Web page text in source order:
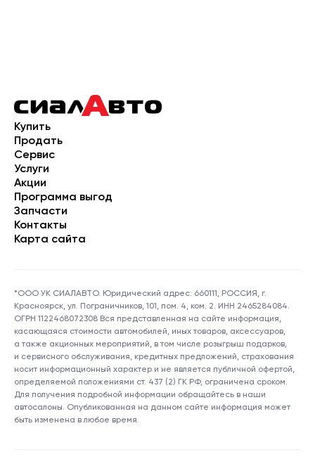
Купить
Продать
Сервис
Услуги
Акции
Программа выгод
Запчасти
Контакты
Карта сайта
*ООО УК СИАЛАВТО. Юридический адрес: 660111, РОССИЯ, г.
Красноярск, ул. Пограничников, 101, пом. 4, ком. 2. ИНН 2465284084.
ОГРН 1122468072308 Вся представленная на сайте информация,
касающаяся стоимости автомобилей, иных товаров, аксессуаров,
а также акционных мероприятий, в том числе розыгрыш подарков,
и сервисного обслуживания, кредитных предложений, страхования
носит информационный характер и не является публичной офертой,
определяемой положениями ст. 437 (2) ГК РФ, ограничена сроком.
Для получения подробной информации обращайтесь в наши
автосалоны. Опубликованная на данном сайте информация может
быть изменена в любое время.